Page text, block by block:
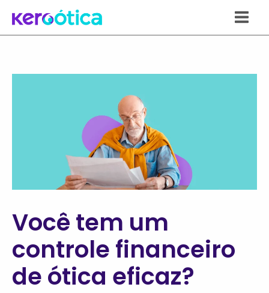
para
Você tem um
controle financeiro
de ótica eficaz?